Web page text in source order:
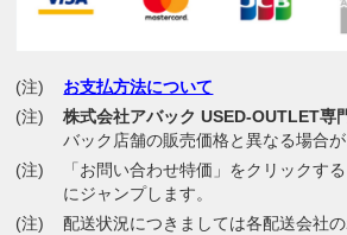
(注)
お支払方法について
(注)
株式会社アバック USED-OUTLET専
バック店舗の販売価格と異なる場合が
(注)
「お問い合わせ特価」をクリックす
にジャンプします。
(注)
配送状況につきましては各配送会社